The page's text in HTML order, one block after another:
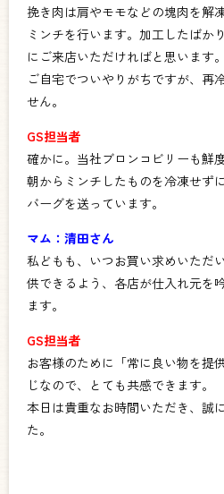
挽き肉は肩やモモなどの塊肉を解
ミンチを行います。加工したばか
にご来店いただければと思います。
ご自宅でついやりがちですが、再
せん。
GS担当者
確かに。当社ブロンコビリーも鮮
朝からミンチしたものを冷凍せず
バーグを送っています。
マム：清田さん
私どもも、いつお買い求めいただ
供できるよう、各店が仕入れ元を
ます。
GS担当者
お客様のために「常に良い物を提
じなので、とても共感できます。
本日は貴重なお時間いただき、誠
た。